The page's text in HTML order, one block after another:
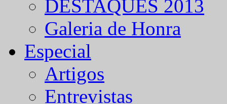
DESTAQUES 2013
Galeria de Honra
Especial
Artigos
Entrevistas